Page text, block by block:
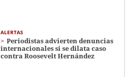
ALERTAS
Periodistas advierten denuncias
internacionales si se dilata caso
contra Roosevelt Hernández